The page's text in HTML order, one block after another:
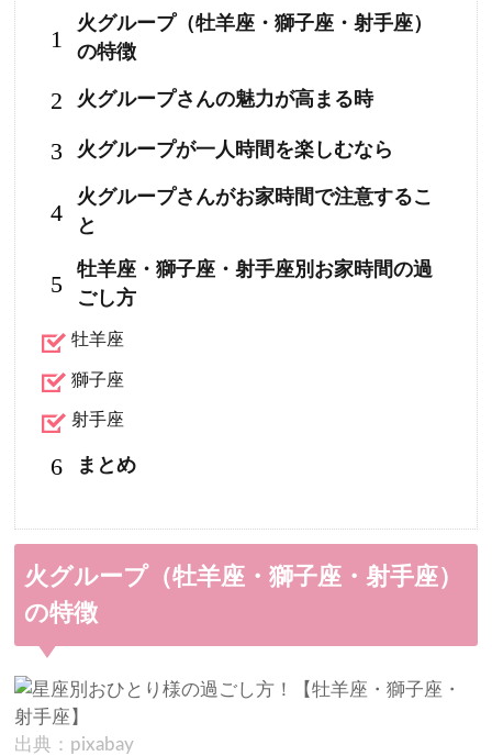
1
火グループ（牡羊座・獅子座・射手座）
の特徴
2 火グループさんの魅力が高まる時
3 火グループが一人時間を楽しむなら
4
火グループさんがお家時間で注意するこ
と
5
牡羊座・獅子座・射手座別お家時間の過
ごし方
牡羊座
獅子座
射手座
6 まとめ
火グループ（牡羊座・獅子座・射手座）
の特徴
出典：pixabay